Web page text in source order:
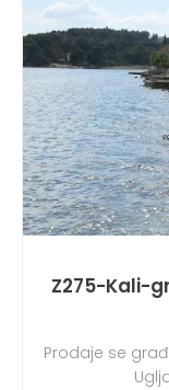
Z275-Kali-
Prodaje se